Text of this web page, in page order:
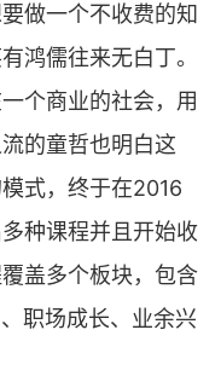
做一个不收费的知
鸿儒往来无白丁。
个商业的社会，用
的童哲也明白这
式，终于在2016
种课程并且开始收
盖多个板块，包含
职场成长、业余兴